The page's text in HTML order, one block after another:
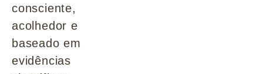
consciente,
acolhedor e
baseado em
evidências